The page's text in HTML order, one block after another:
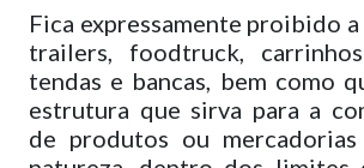
Fica expressamente proibido
trailers, foodtruck,
tendas e bancas, bem como
estrutura que sirva para a
de produtos ou